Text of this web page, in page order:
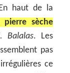
haut de la
pierre sèche
Balalas. Les
pas
ce